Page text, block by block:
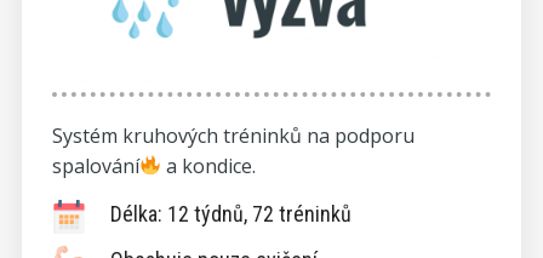
Systém kruhových tréninků na podporu
spalování
a kondice.
Délka: 12 týdnů, 72 tréninků